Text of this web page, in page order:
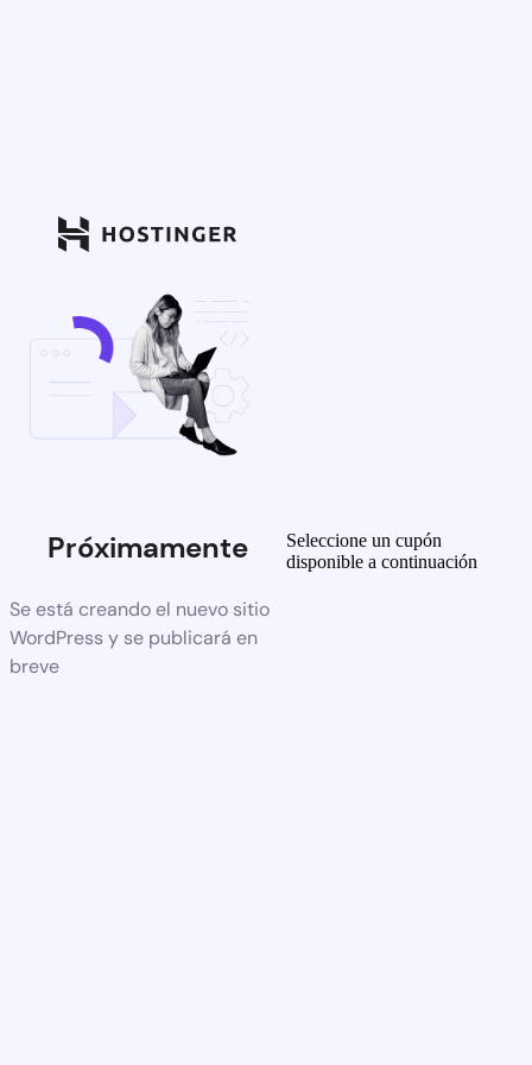
Próximamente
Se está creando el nuevo sitio
WordPress y se publicará en
breve
Seleccione un cupón
disponible a continuación